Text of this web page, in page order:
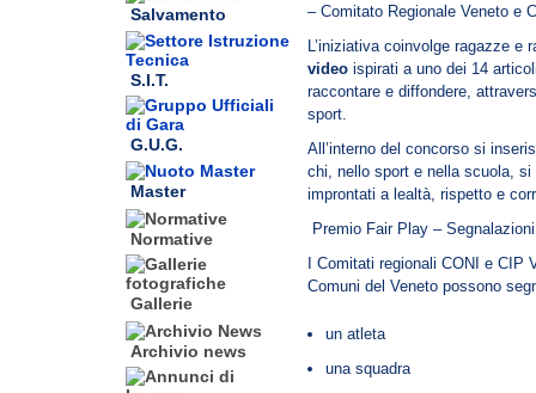
Salvamento
S.I.T.
G.U.G.
Master
Normative
Gallerie
Archivio news
– Comitato Regionale Veneto e
L’iniziativa coinvolge ragazze
video ispirati a uno dei 14
raccontare e diffondere,
sport.
All’interno del concorso si
chi, nello sport e nella scuola,
improntati a lealtà, rispetto e
Premio Fair Play – Segnalazioni
I Comitati regionali CONI e CIP
Comuni del Veneto possono
un atleta
una squadra